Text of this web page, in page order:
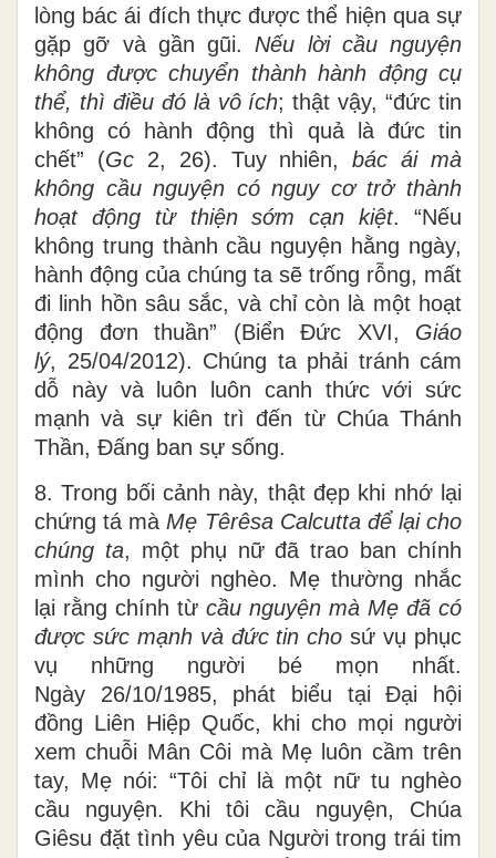
lòng bác ái đích thực được thể hiện qua sự
gặp gỡ và gần gũi. Nếu lời cầu nguyện
không được chuyển thành hành động cụ
thể, thì điều đó là vô ích; thật vậy, “đức tin
không có hành động thì quả là đức tin
chết” (Gc2, 26). Tuy nhiên,bác ái mà
không cầu nguyện có nguy cơ trở thành
hoạt động từ thiện sớm cạn kiệt. “Nếu
không trung thành cầu nguyện hằng ngày,
hành động của chúng ta sẽ trống rỗng, mất
đi linh hồn sâu sắc, và chỉ còn là một hoạt
động đơn thuần” (Biển Đức XVI, Giáo
lý, 25/04/2012). Chúng ta phải tránh cám
dỗ này và luôn luôn canh thức với sức
mạnh và sự kiên trì đến từ Chúa Thánh
Thần, Đấng ban sự sống.
8. Trong bối cảnh này, thật đẹp khi nhớ lại
chứng tá mà Mẹ Têrêsa Calcutta để lại cho
chúng ta, một phụ nữ đã trao ban chính
mình cho người nghèo. Mẹ thường nhắc
lại rằng chính từ cầu nguyện mà Mẹ đã có
được sức mạnh và đức tin cho sứ vụ phục
vụ những người bé mọn nhất.
Ngày 26/10/1985, phát biểu tại Đại hội
đồng Liên Hiệp Quốc, khi cho mọi người
xem chuỗi Mân Côi mà Mẹ luôn cầm trên
tay, Mẹ nói: “Tôi chỉ là một nữ tu nghèo
cầu nguyện. Khi tôi cầu nguyện, Chúa
Giêsu đặt tình yêu của Người trong trái tim